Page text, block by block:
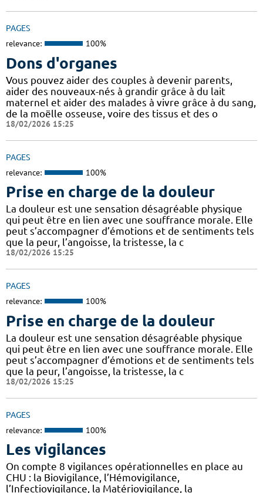
PAGES
relevance: 100%
Dons d'organes
Vous pouvez aider des couples à devenir parents,
aider des nouveaux-nés à grandir grâce à du lait
maternel et aider des malades à vivre grâce à du sang,
de la moëlle osseuse, voire des tissus et des o
18/02/2026 15:25
PAGES
relevance: 100%
Prise en charge de la douleur
La douleur est une sensation désagréable physique
qui peut être en lien avec une souffrance morale. Elle
peut s’accompagner d’émotions et de sentiments tels
que la peur, l’angoisse, la tristesse, la c
18/02/2026 15:25
PAGES
relevance: 100%
Prise en charge de la douleur
La douleur est une sensation désagréable physique
qui peut être en lien avec une souffrance morale. Elle
peut s’accompagner d’émotions et de sentiments tels
que la peur, l’angoisse, la tristesse, la c
18/02/2026 15:25
PAGES
relevance: 100%
Les vigilances
On compte 8 vigilances opérationnelles en place au
CHU : la Biovigilance, l’Hémovigilance,
l’Infectiovigilance, la Matériovigilance, la